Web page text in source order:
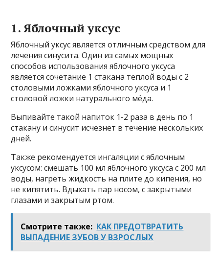
1. Яблочный уксус
Яблочный уксус является отличным средством для
лечения синусита. Один из самых мощных
способов использования яблочного уксуса
является сочетание 1 стакана теплой воды с 2
столовыми ложками яблочного уксуса и 1
столовой ложки натурального мёда.
Выпивайте такой напиток 1-2 раза в день по 1
стакану и синусит исчезнет в течение нескольких
дней.
Также рекомендуется ингаляции с яблочным
уксусом: смешать 100 мл яблочного уксуса с 200 мл
воды, нагреть жидкость на плите до кипения, но
не кипятить. Вдыхать пар носом, с закрытыми
глазами и закрытым ртом.
Смотрите также: КАК ПРЕДОТВРАТИТЬ
ВЫПАДЕНИЕ ЗУБОВ У ВЗРОСЛЫХ